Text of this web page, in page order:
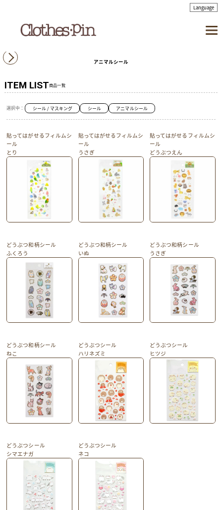
アニマルシール
ITEM LIST商品一覧
選択中： シール / マスキング シール アニマルシール
貼ってはがせるフィルムシ
ール
とり
貼ってはがせるフィルムシ
ール
うさぎ
貼ってはがせるフィルムシ
ール
どうぶつえん
どうぶつ和柄シール
ふくろう
どうぶつ和柄シール
いぬ
どうぶつ和柄シール
うさぎ
どうぶつ和柄シール
ねこ
どうぶつシール
ハリネズミ
どうぶつシール
ヒツジ
どうぶつシール
シマエナガ
どうぶつシール
ネコ